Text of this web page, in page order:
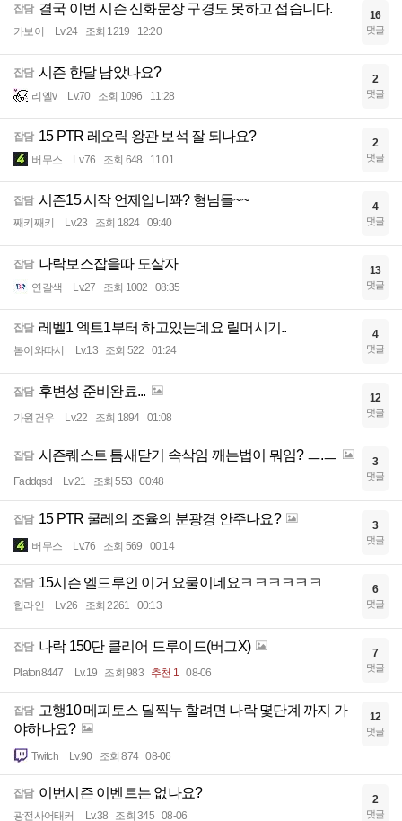
잡담 결국 이번 시즌 신화문장 구경도 못하고 접습니다.
카보이 Lv.24 조회 1219 12:20
16
댓글
잡담 시즌 한달 남았나요?
리엘v Lv.70 조회 1096 11:28
2
댓글
잡담 15 PTR 레오릭 왕관 보석 잘 되나요?
버무스 Lv.76 조회 648 11:01
2
댓글
잡담 시즌15 시작 언제입니꽈? 형님들~~
째키째키 Lv.23 조회 1824 09:40
4
댓글
잡담 나락보스잡을따 도살자
연갈색 Lv.27 조회 1002 08:35
13
댓글
잡담 레벨1 엑트1부터 하고있는데요 릴머시기..
봄이와따시 Lv.13 조회 522 01:24
4
댓글
잡담 후변성 준비완료...
가원건우 Lv.22 조회 1894 01:08
12
댓글
잡담 시즌퀘스트 틈새닫기 속삭임 깨는법이 뭐임? ㅡ.ㅡ
Faddqsd Lv.21 조회 553 00:48
3
댓글
잡담 15 PTR 쿨레의 조율의 분광경 안주나요?
버무스 Lv.76 조회 569 00:14
3
댓글
잡담 15시즌 엘드루인 이거 요물이네요ㅋㅋㅋㅋㅋㅋ
힙라인 Lv.26 조회 2261 00:13
6
댓글
잡담 나락 150단 클리어 드루이드(버그X)
Platon8447 Lv.19 조회 983 추천 1 08-06
7
댓글
잡담 고행10 메피토스 딜찍누 할려면 나락 몇단계 까지 가
야하나요?
Twitch Lv.90 조회 874 08-06
12
댓글
잡담 이번시즌 이벤트는 없나요?
광전사어태커 Lv.38 조회 345 08-06
2
댓글